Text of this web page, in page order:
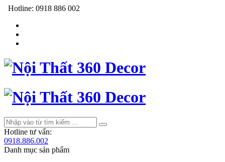
Hotline: 0918 886 002
Hotline tư vấn:
0918.886.002
Danh mục sản phẩm